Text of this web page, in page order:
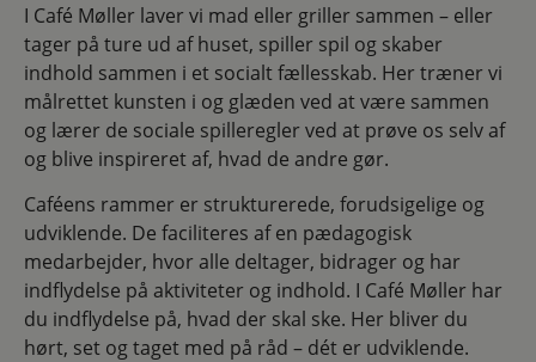
I Café Møller laver vi mad eller griller sammen – eller
tager på ture ud af huset, spiller spil og skaber
indhold sammen i et socialt fællesskab. Her træner vi
målrettet kunsten i og glæden ved at være sammen
og lærer de sociale spilleregler ved at prøve os selv af
og blive inspireret af, hvad de andre gør.
Caféens rammer er strukturerede, forudsigelige og
udviklende. De faciliteres af en pædagogisk
medarbejder, hvor alle deltager, bidrager og har
indflydelse på aktiviteter og indhold. I Café Møller har
du indflydelse på, hvad der skal ske. Her bliver du
hørt, set og taget med på råd – dét er udviklende.